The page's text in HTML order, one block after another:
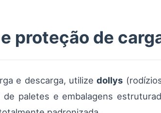
proteção de
e descarga, utilizedollys
paletes e embalagens